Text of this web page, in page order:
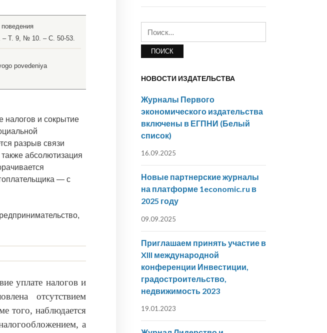
– Т. 9, № 10. – С. 50-53.
povedeniya
налогов и сокрытие
разрыв связи
абсолютизация
— с
уплате налогов и
отсутствием
того, наблюдается
а
НОВОСТИ ИЗДАТЕЛЬСТВА
Журналы Первого
экономического издательства
включены в ЕГПНИ (Белый
список)
16.09.2025
Новые партнерские журналы
на платформе 1economic.ru в
2025 году
09.09.2025
Приглашаем принять участие в
XIII международной
конференции Инвестиции,
градостроительство,
недвижимость 2023
19.01.2023